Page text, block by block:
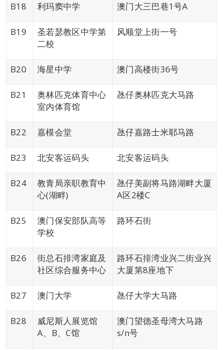
B18 利玛窦中学 澳门大三巴巷1号A
B19
圣若瑟教区中学第
二校
风顺堂上街一号
B20 海星中学 澳门高楼街36号
B21
奥林匹克体育中心
室内体育馆
氹仔奥林匹克大马路
B22 嘉模会堂 氹仔嘉路士米耶马路
B23 北安客运码头 北安客运码头
B24
教青局亲职教育中
心(湖畔)
氹仔美副将马路湖畔大厦
A区2楼C
B25
澳门保安部队高等
学校
路环石街
B26
街总石排湾家庭及
社区综合服务中心
路环石排湾业兴二街业兴
大厦第8座地下
B27 澳门大学 氹仔大学大马路
B28
威尼斯人展览馆
A、B、C馆
澳门望德圣母湾大马路
s/n号